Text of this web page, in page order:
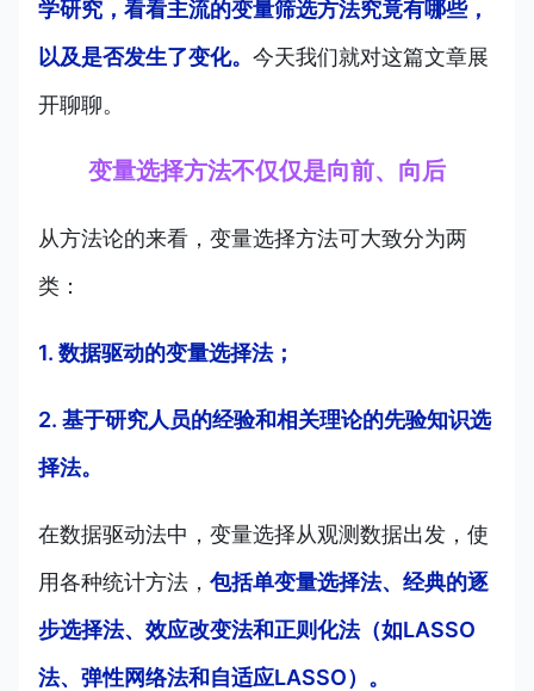
学研究，看看主流的变量筛选方法究竟有哪些，
以及是否发生了变化。 今天我们就对这篇文章展
开聊聊。
变量选择方法不仅仅是向前、向后
从方法论的来看，变量选择方法可大致分为两
类：
1. 数据驱动的变量选择法；
2. 基于研究人员的经验和相关理论的先验知识选
择法。
在数据驱动法中，变量选择从观测数据出发，使
用各种统计方法， 包括单变量选择法、经典的逐
步选择法、效应改变法和正则化法（如LASSO
法、弹性网络法和自适应LASSO）。